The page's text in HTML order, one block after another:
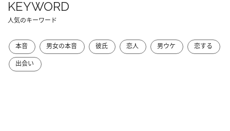
KEYWORD
人気のキーワード
本音 男女の本音 彼氏 恋人 男ウケ
恋する
出会い